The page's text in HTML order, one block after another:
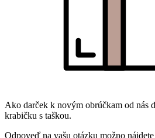
Ako darček k novým obrúčkam od nás
krabičku s taškou.
Odpoveď na vašu otázku možno